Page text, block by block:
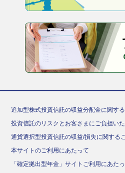
追加型株式投資信託の収益分配金に関す
投資信託のリスクとお客さまにご負担い
通貨選択型投資信託の収益/損失に関する
本サイトのご利用にあたって
「確定拠出型年金」サイトご利用にあた